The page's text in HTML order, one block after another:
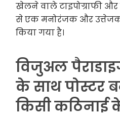
खेलने वाले टाइपोग्राफी
से एक मनोरंजक और
किया गया है।
विजुअल
के साथ पोस्टर
किसी कठिनाई